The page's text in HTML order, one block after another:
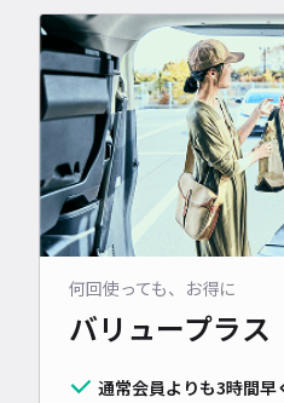
何回使っても、お得に
バリュープラス
通常会員よりも3時間早